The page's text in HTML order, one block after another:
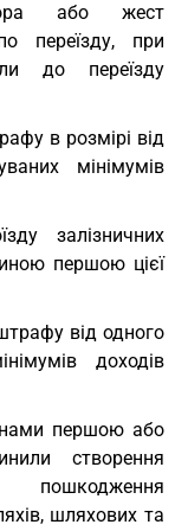
або жест
переїзду, при
до переїзду
в розмірі від
мінімумів
залізничних
першою цієї
від одного
доходів
першою або
створення
пошкодження
шляхових та